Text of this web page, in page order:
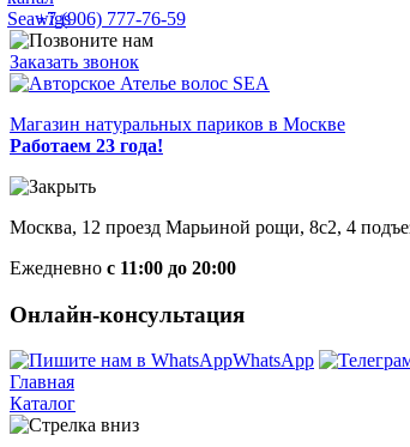
+7 (906) 777-76-59
Заказать звонок
Магазин натуральных париков в Москве
Работаем 23 года!
Москва, 12 проезд Марьиной рощи, 8с2, 4
Ежедневно с 11:00 до 20:00
Онлайн-консультация
WhatsApp
Главная
Каталог